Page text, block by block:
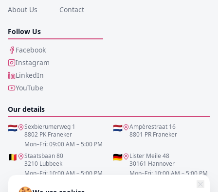
About Us
Contact
Follow Us
Facebook
Instagram
LinkedIn
YouTube
Our details
🇳🇱
Sexbierumerweg 1
8802 PK Franeker
Mon–Fri: 09:00 AM – 5:00 PM
🇳🇱
Ampèrestraat 16
8801 PR Franeker
🇧🇪
Staatsbaan 80
3210 Lubbeek
Mon–Fri: 10:00 AM – 5:00 PM
🇩🇪
Lister Meile 48
30161 Hannover
Mon–Fri: 10:00 AM – 5:00 PM